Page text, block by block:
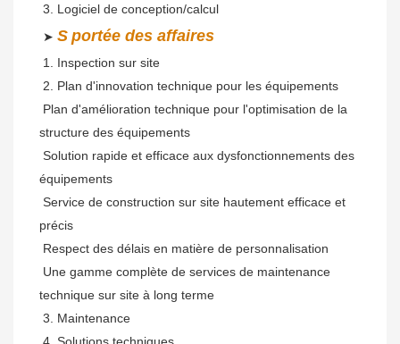
3. Logiciel de conception/calcul
➤ S portée des affaires
1. Inspection sur site
2. Plan d'innovation technique pour les équipements
Plan d'amélioration technique pour l'optimisation de la
structure des équipements
Solution rapide et efficace aux dysfonctionnements des
équipements
Service de construction sur site hautement efficace et
précis
Respect des délais en matière de personnalisation
Une gamme complète de services de maintenance
technique sur site à long terme
3. Maintenance